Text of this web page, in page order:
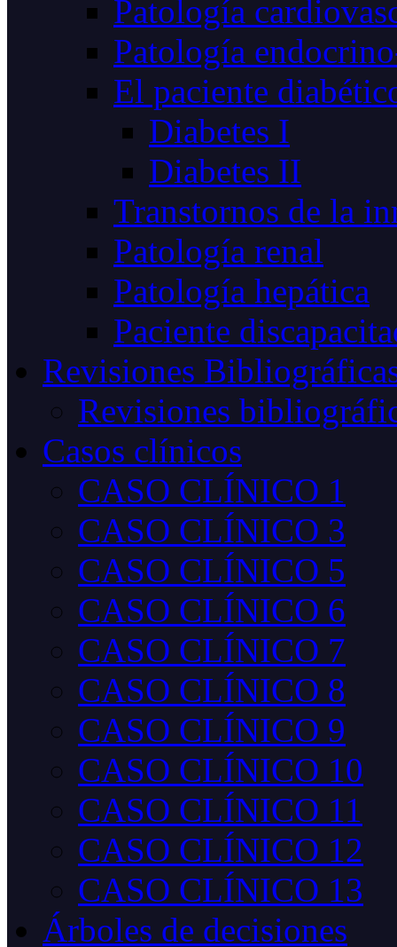
Patología
Patología
El paciente
Diabetes I
Diabetes II
Transtornos de la
Patología renal
Patología hepática
Paciente
Revisiones
Revisiones
Casos clínicos
CASO CLÍNICO 1
CASO CLÍNICO 3
CASO CLÍNICO 5
CASO CLÍNICO 6
CASO CLÍNICO 7
CASO CLÍNICO 8
CASO CLÍNICO 9
CASO CLÍNICO 10
CASO CLÍNICO 11
CASO CLÍNICO 12
CASO CLÍNICO 13
Árboles de decisiones